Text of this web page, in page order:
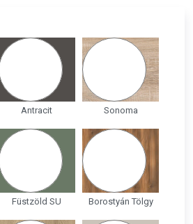
Antracit Sonoma
Füstzöld SU Borostyán Tölgy